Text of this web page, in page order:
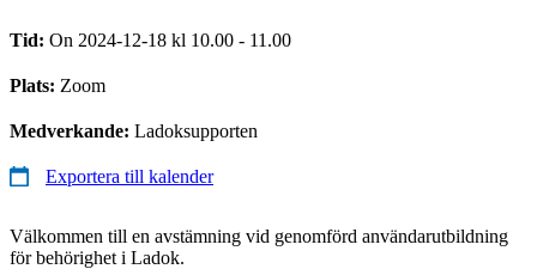
Tid: On 2024-12-18 kl 10.00 - 11.00
Plats: Zoom
Medverkande: Ladoksupporten
Exportera till kalender
Välkommen till en avstämning vid genomförd användarutbildning
för behörighet i Ladok.